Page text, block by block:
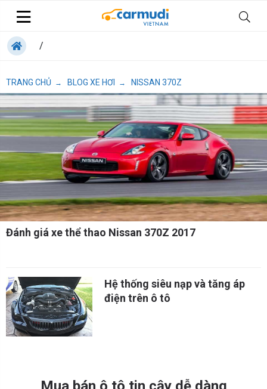
/
TRANG CHỦ → BLOG XE HƠI → NISSAN 370Z
Đánh giá xe thể thao Nissan 370Z 2017
Hệ thống siêu nạp và tăng áp
điện trên ô tô